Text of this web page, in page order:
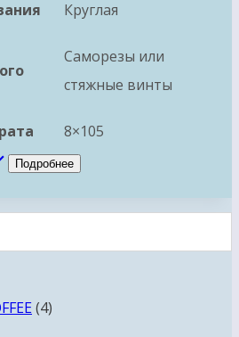
Круглая
Саморезы или
стяжные винты
8×105
Подробнее
4товара